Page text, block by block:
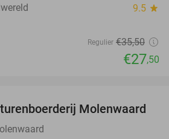
9.5 star
Regulier €35,50
€27,50
27%
Molenwaard